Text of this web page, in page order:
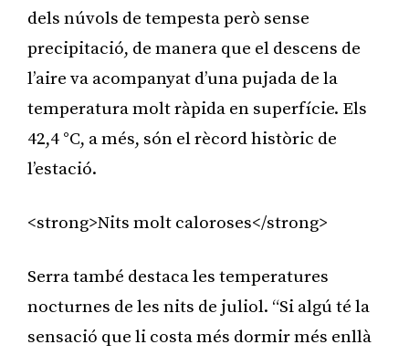
dels núvols de tempesta però sense
precipitació, de manera que el descens de
l’aire va acompanyat d’una pujada de la
temperatura molt ràpida en superfície. Els
42,4 °C, a més, són el rècord històric de
l’estació.
<strong>Nits molt caloroses</strong>
Serra també destaca les temperatures
nocturnes de les nits de juliol. “Si algú té la
sensació que li costa més dormir més enllà